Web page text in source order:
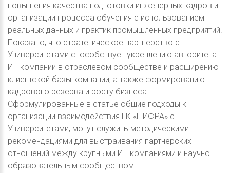
повышения качества подготовки инженерных кадров и
организации процесса обучения с использованием
реальных данных и практик промышленных предприятий.
Показано, что стратегическое партнерство с
Университетами способствует укреплению авторитета
ИТ-компании в отраслевом сообществе и расширению
клиентской базы компании, а также формированию
кадрового резерва и росту бизнеса.
Сформулированные в статье общие подходы к
организации взаимодействия ГК «ЦИФРА» с
Университетами, могут служить методическими
рекомендациями для выстраивания партнерских
отношений между крупными ИТ-компаниями и научно-
образовательным сообществом.